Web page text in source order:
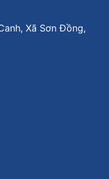
Xã Sơn Đồng,